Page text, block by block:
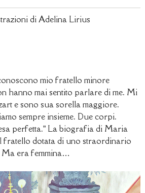
di Adelina Lirius
mio fratello minore
hanno mai sentito parlare di me. Mi
e sono sua sorella maggiore.
sempre insieme. Due corpi.
perfetta.” La biografia di Maria
fratello dotata di uno straordinario
Ma era femmina…